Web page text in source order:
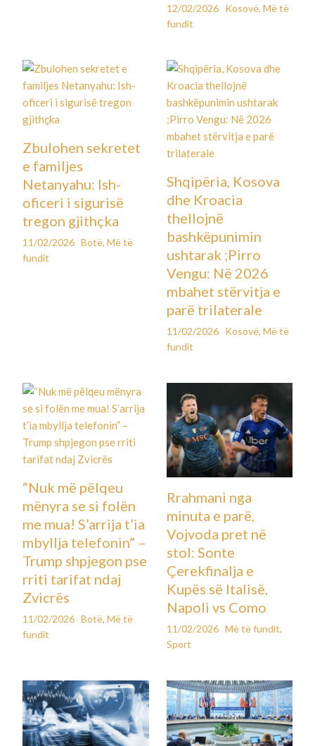
12/02/2026 Kosovë, Më të
fundit
Zbulohen sekretet
e familjes
Netanyahu: Ish-
oficeri i sigurisë
tregon gjithçka
11/02/2026 Botë,Më të
fundit
Shqipëria, Kosova
dhe Kroacia
thellojnë
bashkëpunimin
ushtarak ;Pirro
Vengu: Në 2026
mbahet stërvitja e
parë trilaterale
11/02/2026 Kosovë, Më të
fundit
“Nuk më pëlqeu
mënyra se si folën
me mua! S’arrija t’ia
mbyllja telefonin” –
Trump shpjegon pse
rriti tarifat ndaj
Zvicrës
11/02/2026 Botë,Më të
fundit
Rrahmani nga
minuta e parë,
Vojvoda pret në
stol: Sonte
Çerekfinalja e
Kupës së Italisë,
Napoli vs Como
11/02/2026 Më të fundit,
Sport